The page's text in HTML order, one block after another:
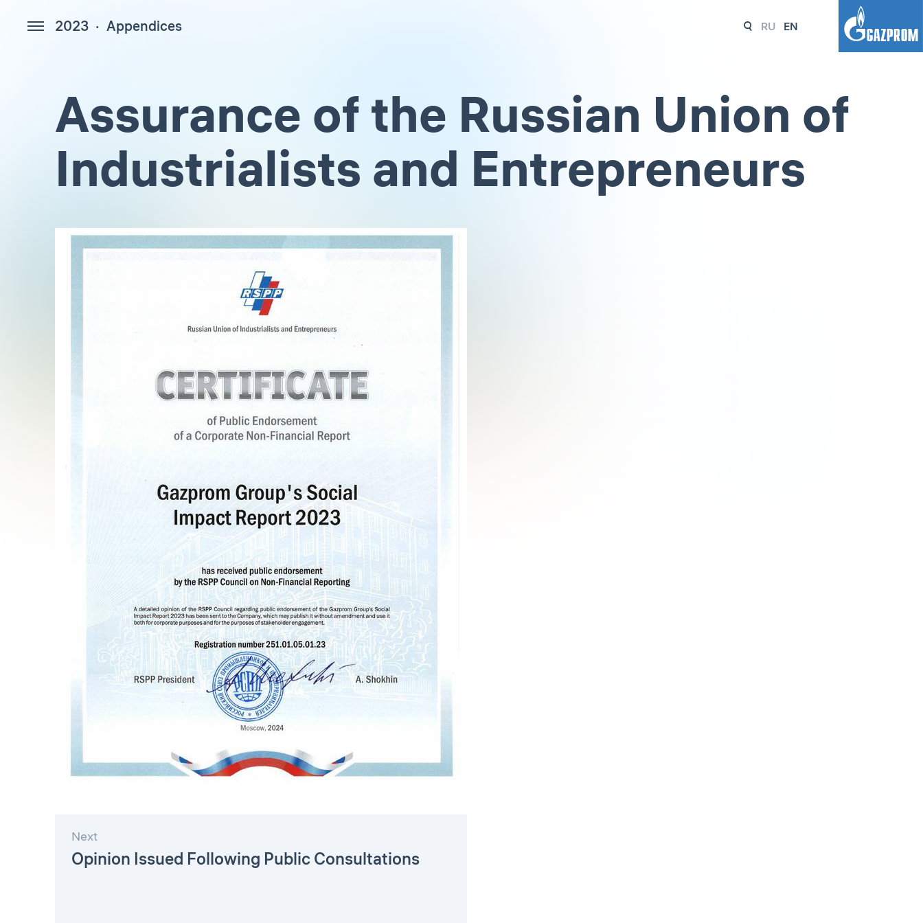
2023 Appendices
447 RU EN
Assurance of the Russian Union of
Industrialists and Entrepreneurs
Next
Opinion Issued Following Public Consultations